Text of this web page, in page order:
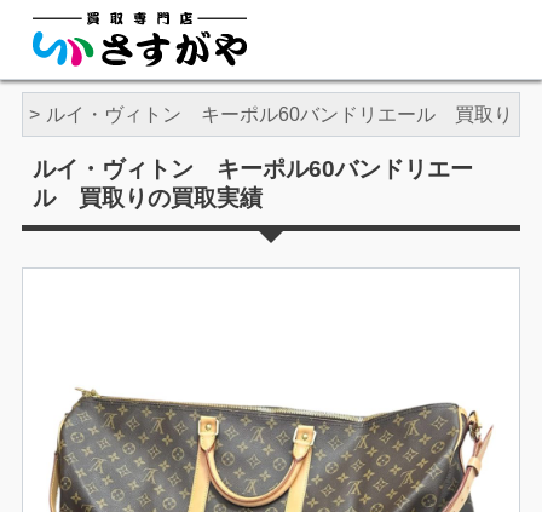
ルイ・ヴィトン キーポル60バンドリエール 買取り
ルイ・ヴィトン キーポル60バンドリエー
ル 買取りの買取実績